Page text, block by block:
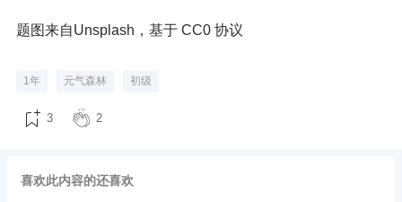
题图来自Unsplash，基于 CC0 协议
1年 元气森林 初级
3 2
喜欢此内容的还喜欢